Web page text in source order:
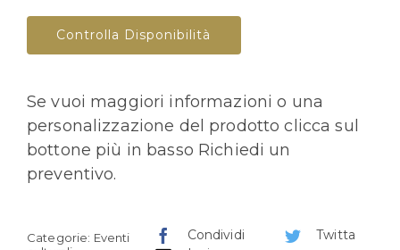
Controlla Disponibilità
Se vuoi maggiori informazioni o una
personalizzazione del prodotto clicca sul
bottone più in basso Richiedi un
preventivo.
Categorie: Eventi
Condividi
Twitta